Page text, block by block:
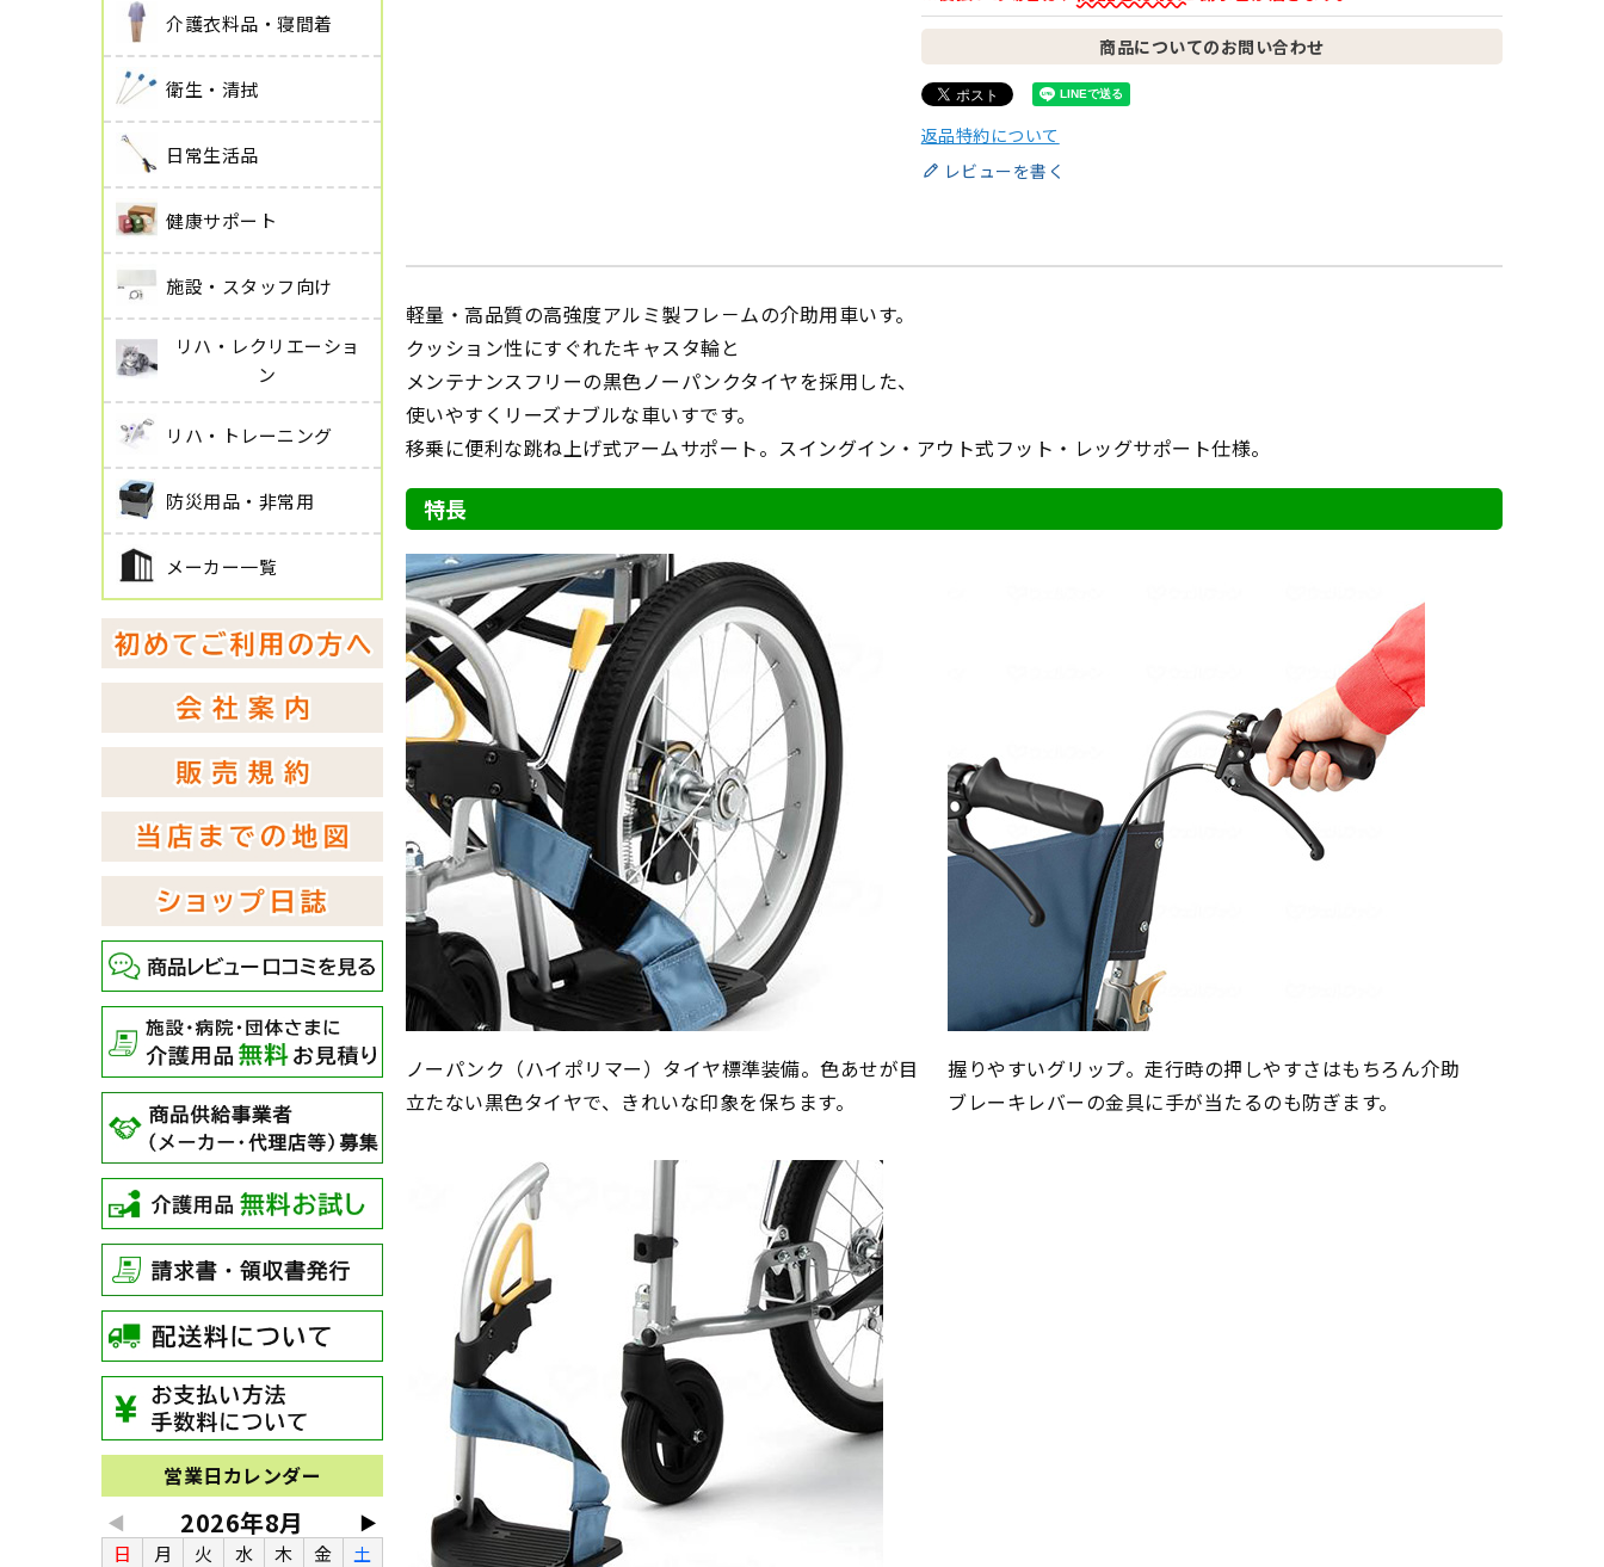
介護衣料品・寝間着
衛生・清拭
日常生活品
健康サポート
施設・スタッフ向け
リハ・レクリエーショ
ン
リハ・トレーニング
防災用品・非常用
メーカー一覧
営業日カレンダー
◀ ▶
2026年8月
日 月 火 水 木 金
土
商品についてのお問い合わせ
返品特約について
レビューを書く
軽量・高品質の高強度アルミ製フレ－ムの介助用車いす。
クッション性にすぐれたキャスタ輪と
メンテナンスフリーの黒色ノーパンクタイヤを採用した、
使いやすくリーズナブルな車いすです。
移乗に便利な跳ね上げ式アームサポート。スイングイン・アウト式フット・レッグサポート仕様。
特長
ノーパンク（ハイポリマー）タイヤ標準装備。色あせが目
立たない黒色タイヤで、きれいな印象を保ちます。
握りやすいグリップ。走行時の押しやすさはもちろん介助
ブレーキレバーの金具に手が当たるのも防ぎます。